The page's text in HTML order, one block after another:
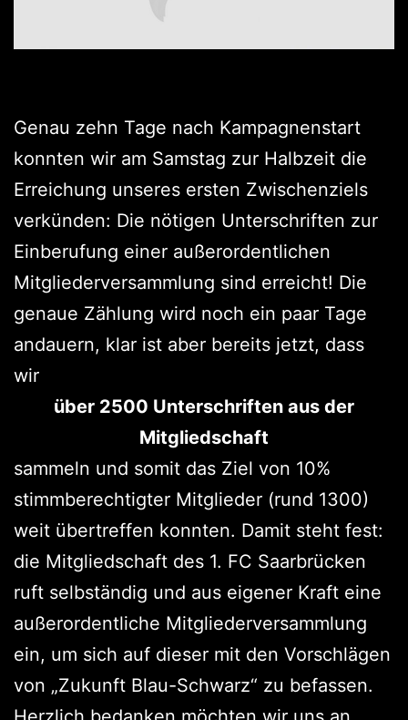
Genau zehn Tage nach Kampagnenstart
konnten wir am Samstag zur Halbzeit die
Erreichung unseres ersten Zwischenziels
verkünden: Die nötigen Unterschriften zur
Einberufung einer außerordentlichen
Mitgliederversammlung sind erreicht! Die
genaue Zählung wird noch ein paar Tage
andauern, klar ist aber bereits jetzt, dass
wir
über 2500 Unterschriften aus der
Mitgliedschaft
sammeln und somit das Ziel von 10%
stimmberechtigter Mitglieder (rund 1300)
weit übertreffen konnten. Damit steht fest:
die Mitgliedschaft des 1. FC Saarbrücken
ruft selbständig und aus eigener Kraft eine
außerordentliche Mitgliederversammlung
ein, um sich auf dieser mit den Vorschlägen
von „Zukunft Blau-Schwarz“ zu befassen.